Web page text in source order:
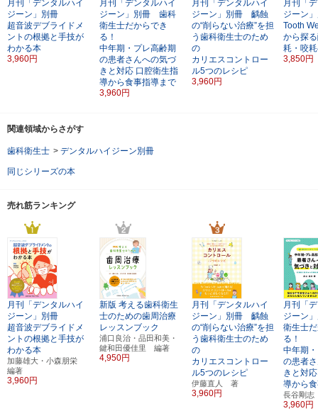
月刊「デンタルハイ
ジーン」別冊
超音波デブライドメ
ントの根拠と手技が
わかる本
3,960円
月刊「デンタルハイ
ジーン」別冊 歯科
衛生士だからでき
る！
中年期・プレ高齢期
の患者さんへの気づ
きと対応 口腔衛生指
導から食事指導まで
3,960円
月刊「デンタルハイ
ジーン」別冊 齲蝕
の“削らない治療”を担
う歯科衛生士のため
の
カリエスコントロー
ル5つのレシピ
3,960円
月刊「
ジーン
Tooth
から探
耗・咬
3,850円
関連領域からさがす
歯科衛生士 > デンタルハイジーン別冊
同じシリーズの本
売れ筋ランキング
月刊「デンタルハイ
ジーン」別冊
超音波デブライドメ
ントの根拠と手技が
わかる本
加藤雄大・小森朋栄
編著
3,960円
新版 考える歯科衛生
士のための歯周治療
レッスンブック
浦口良治・品田和美・
鍵和田優佳里 編著
4,950円
月刊「デンタルハイ
ジーン」別冊 齲蝕
の“削らない治療”を担
う歯科衛生士のため
の
カリエスコントロー
ル5つのレシピ
伊藤直人 著
3,960円
月刊「
ジーン
衛生士
る！
中年期
の患者
きと対応
導から
長谷剛
3,960円